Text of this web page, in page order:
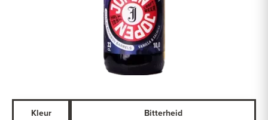
Kleur Bitterheid